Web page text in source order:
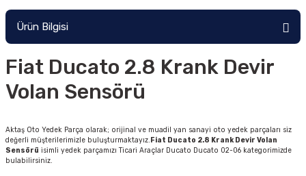
Ürün Bilgisi
Fiat Ducato 2.8 Krank Devir
Volan Sensörü
Aktaş Oto Yedek Parça olarak; orijinal ve muadil yan sanayi oto yedek parçaları siz
değerli müşterilerimizle buluşturmaktayız.Fiat Ducato 2.8 Krank Devir Volan
Sensörü isimli yedek parçamızı Ticari Araçlar Ducato Ducato 02-06 kategorimizde
bulabilirsiniz.